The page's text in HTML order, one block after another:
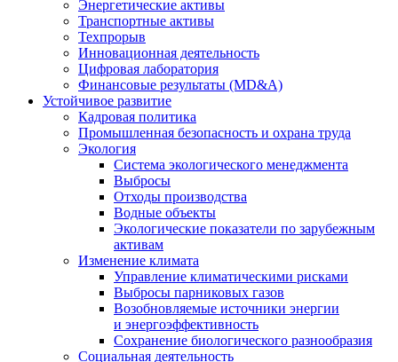
Энергетические активы
Транспортные активы
Техпрорыв
Инновационная деятельность
Цифровая лаборатория
Финансовые результаты (MD&A)
Устойчивое развитие
Кадровая политика
Промышленная безопасность и охрана труда
Экология
Система экологического менеджмента
Выбросы
Отходы производства
Водные объекты
Экологические показатели по зарубежным
активам
Изменение климата
Управление климатическими рисками
Выбросы парниковых газов
Возобновляемые источники энергии
и энергоэффективность
Сохранение биологического разнообразия
Социальная деятельность